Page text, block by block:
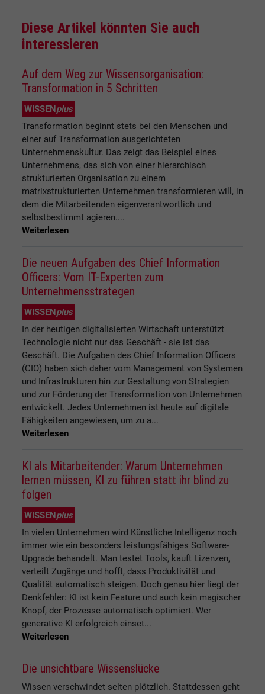
Diese Artikel könnten Sie auch
interessieren
Auf dem Weg zur Wissensorganisation:
Transformation in 5 Schritten
WISSEN plus
Transformation beginnt stets bei den Menschen und
einer auf Transformation ausgerichteten
Unternehmenskultur. Das zeigt das Beispiel eines
Unternehmens, das sich von einer hierarchisch
strukturierten Organisation zu einem
matrixstrukturierten Unternehmen transformieren will, in
dem die Mitarbeitenden eigenverantwortlich und
selbstbestimmt agieren....
Weiterlesen
Die neuen Aufgaben des Chief Information
Officers: Vom IT-Experten zum
Unternehmensstrategen
WISSENplus
In der heutigen digitalisierten Wirtschaft unterstützt
Technologie nicht nur das Geschäft - sie ist das
Geschäft. Die Aufgaben des Chief Information Officers
(CIO) haben sich daher vom Management von Systemen
und Infrastrukturen hin zur Gestaltung von Strategien
und zur Förderung der Transformation von Unternehmen
entwickelt. Jedes Unternehmen ist heute auf digitale
Fähigkeiten angewiesen, um zu a...
Weiterlesen
KI als Mitarbeitender: Warum Unternehmen
lernen müssen, KI zu führen statt ihr blind zu
folgen
WISSENplus
In vielen Unternehmen wird Künstliche Intelligenz noch
immer wie ein besonders leistungsfähiges Software-
Upgrade behandelt. Man testet Tools, kauft Lizenzen,
verteilt Zugänge und hofft, dass Produktivität und
Qualität automatisch steigen. Doch genau hier liegt der
Denkfehler: KI ist kein Feature und auch kein magischer
Knopf, der Prozesse automatisch optimiert. Wer
generative KI erfolgreich einset...
Weiterlesen
Die unsichtbare Wissenslücke
Wissen verschwindet selten plötzlich. Stattdessen geht